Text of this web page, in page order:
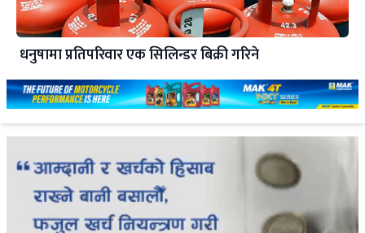
धनुषामा प्रतिपरिवार एक सिलिन्डर बिक्री गरिने